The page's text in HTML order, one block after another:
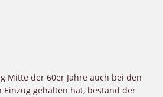
Mitte der 60er Jahre auch bei den
Einzug gehalten hat, bestand der